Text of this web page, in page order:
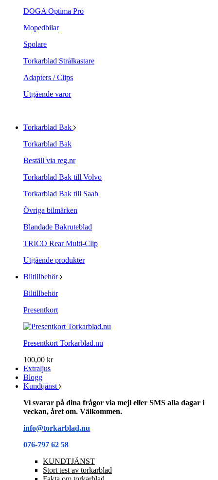
DOGA Optima Pro
Mopedbilar
Spolare
Torkarblad Strålkastare
Adapters / Clips
Utgående varor
Torkarblad Bak
Torkarblad Bak
Beställ via reg.nr
Torkarblad Bak till Volvo
Torkarblad Bak till Saab
Övriga bilmärken
Blandade Bakruteblad
TRICO Rear Multi-Clip
Utgående produkter
Biltillbehör
Biltillbehör
Presentkort
Presentkort Torkarblad.nu
100,00 kr
Extraljus
Blogg
Kundtjänst
Vi svarar på dina frågor via mejl eller SMS alla dagar i
veckan, året om. Välkommen.
info@torkarblad.nu
076-797 62 58
KUNDTJÄNST
Stort test av torkarblad